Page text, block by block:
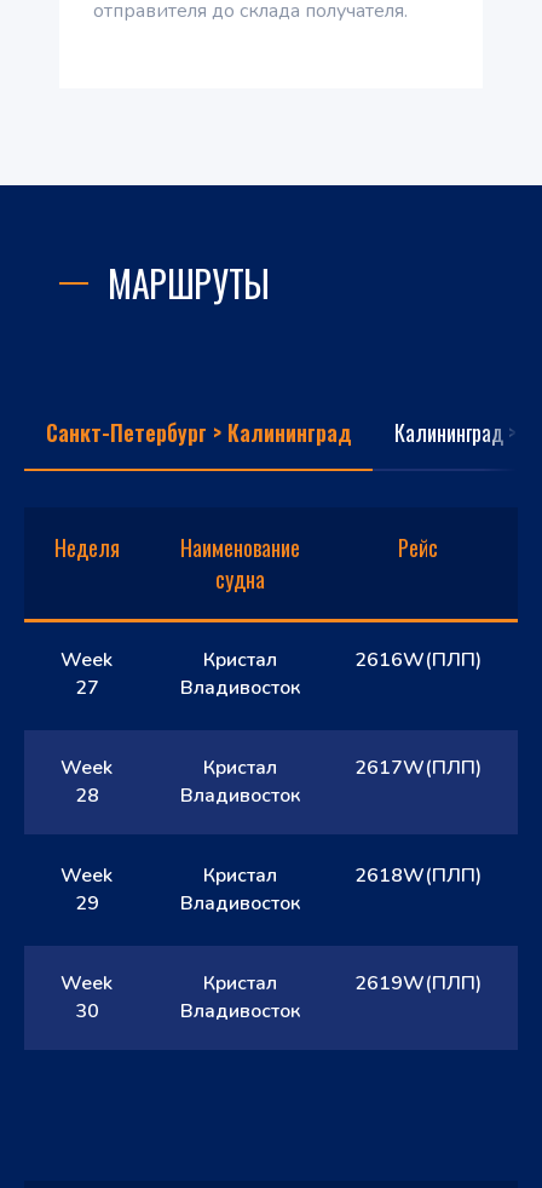
отправителя до склада получателя.
МАРШРУТЫ
Санкт-Петербург > Калининград Калининград >
Неделя
Наименование
судна
Рейс
Week
27
Кристал
Владивосток
2616W(ПЛП)
Week
28
Кристал
Владивосток
2617W(ПЛП)
Week
29
Кристал
Владивосток
2618W(ПЛП)
Week
30
Кристал
Владивосток
2619W(ПЛП)